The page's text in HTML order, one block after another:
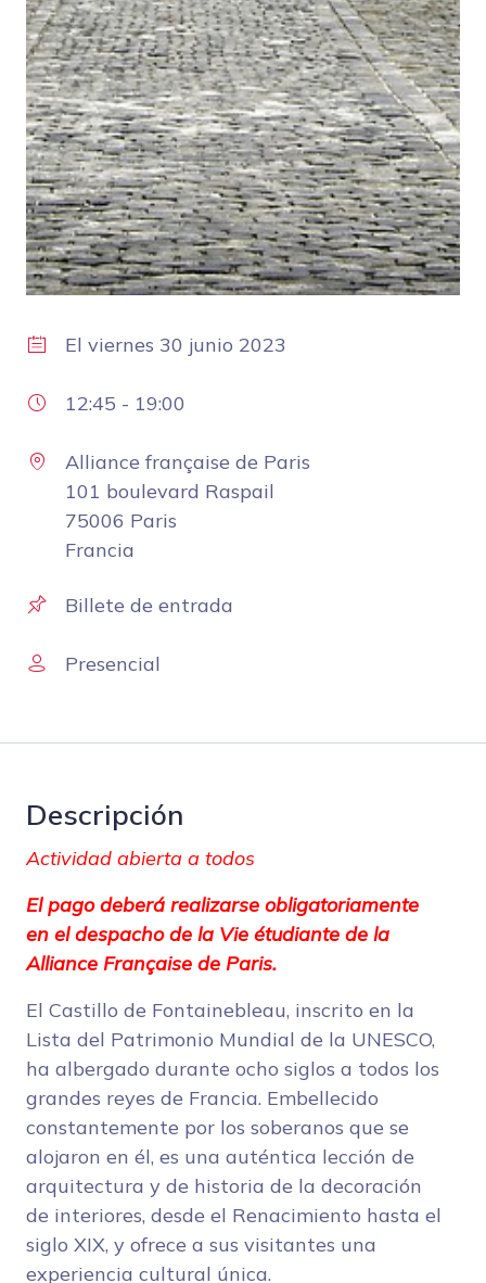
El viernes 30 junio 2023
12:45 - 19:00
Alliance française de Paris
101 boulevard Raspail
75006 Paris
Francia
Billete de entrada
Presencial
Descripción
Actividad abierta a todos
El pago deberá realizarse obligatoriamente
en el despacho de la Vie étudiante de la
Alliance Française de Paris.
El Castillo de Fontainebleau, inscrito en la
Lista del Patrimonio Mundial de la UNESCO,
ha albergado durante ocho siglos a todos los
grandes reyes de Francia. Embellecido
constantemente por los soberanos que se
alojaron en él, es una auténtica lección de
arquitectura y de historia de la decoración
de interiores, desde el Renacimiento hasta el
siglo XIX, y ofrece a sus visitantes una
experiencia cultural única.